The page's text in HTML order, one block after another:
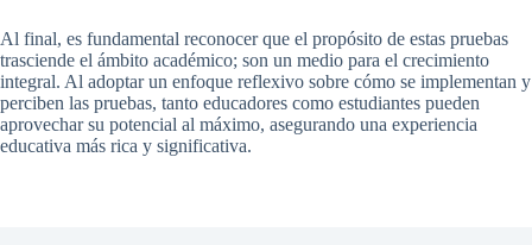
Al final, es fundamental reconocer que el propósito de estas pruebas
trasciende el ámbito académico; son un medio para el crecimiento
integral. Al adoptar un enfoque reflexivo sobre cómo se implementan y
perciben las pruebas, tanto educadores como estudiantes pueden
aprovechar su potencial al máximo, asegurando una experiencia
educativa más rica y significativa.